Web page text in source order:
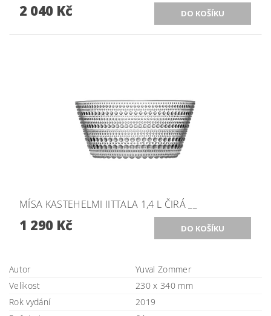
2 040 Kč
MÍSA KASTEHELMI IITTALA 1,4 L ČIRÁ __
1 290 Kč
Autor
Yuval Zommer
Velikost
230 x 340 mm
Rok vydání
2019